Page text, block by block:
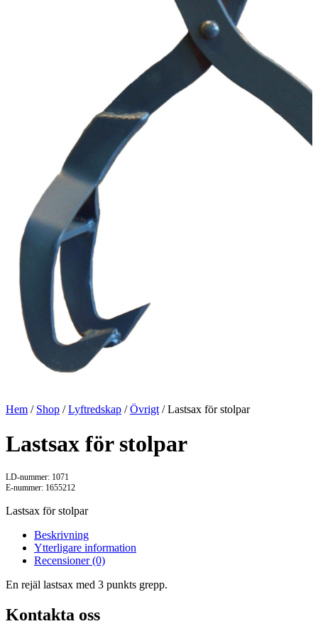
Hem / Shop /Lyftredskap /Övrigt / Lastsax för stolpar
Lastsax för stolpar
LD-nummer: 1071
E-nummer: 1655212
Lastsax för stolpar
Beskrivning
Ytterligare information
Recensioner (0)
En rejäl lastsax med 3 punkts grepp.
Kontakta oss